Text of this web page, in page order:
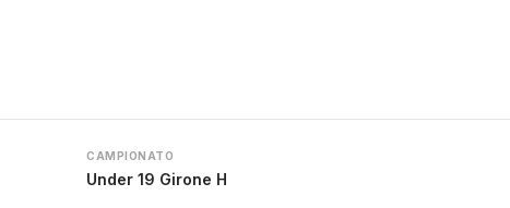
CAMPIONATO
Under 19 Girone H